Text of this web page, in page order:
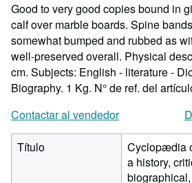
Good to very good copies bound in
calf over marble boards. Spine
somewhat bumped and rubbed as
well-preserved overall. Physical
cm. Subjects: English - literature -
Biography. 1 Kg. N° de ref. del
Contactar al vendedor
Título
Cyclopædia
a history,